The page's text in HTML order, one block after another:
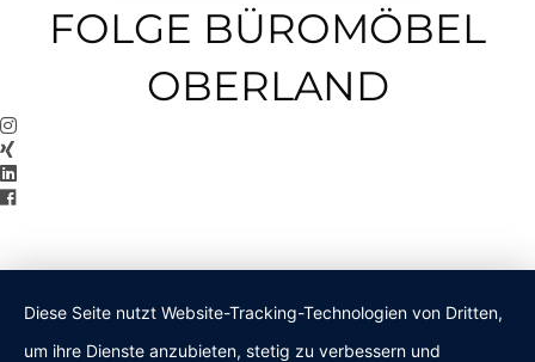
FOLGE BÜROMÖBEL
OBERLAND
Diese Seite nutzt Website-Tracking-Technologien von Dritten,
um ihre Dienste anzubieten, stetig zu verbessern und